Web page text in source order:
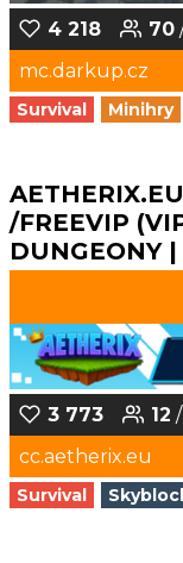
4 218 70
mc.darkup.cz
Survival Minihry
/FREEVIP
DUNGEONY
3 773 12
cc.aetherix.eu
Survival